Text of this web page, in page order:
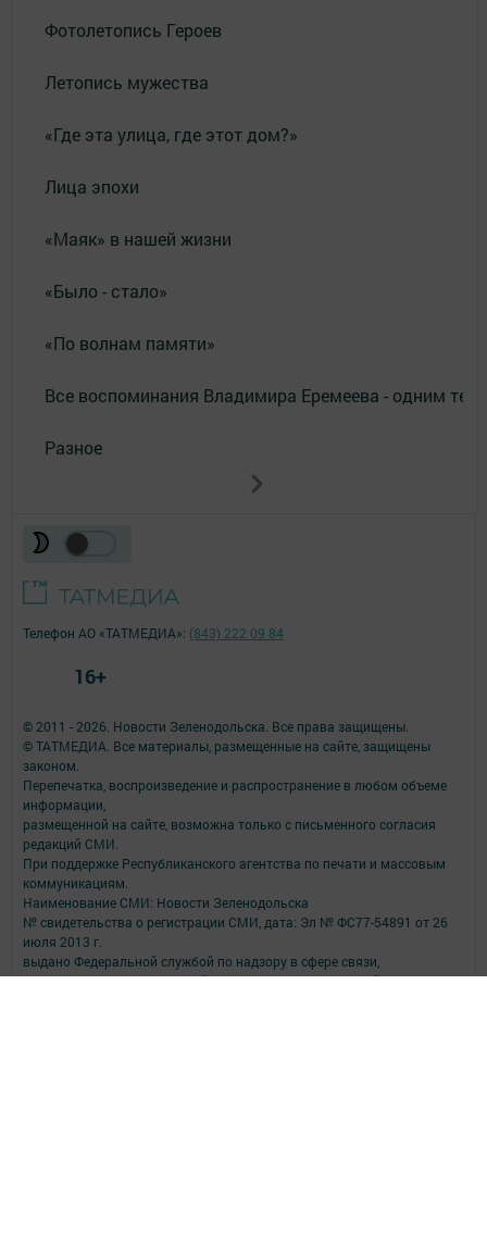
Фотолетопись Героев
Летопись мужества
«Где эта улица, где этот дом?»
Лица эпохи
«Маяк» в нашей жизни
«Было - стало»
«По волнам памяти»
Все воспоминания Владимира Еремеева - одним
Разное
© 2011 - 2026. Новости Зеленодольска. Все права защищены.
© ТАТМЕДИА. Все материалы, размещенные на сайте, защищены
законом.
Перепечатка, воспроизведение и распространение в любом объеме
информации,
размещенной на сайте, возможна только с письменного согласия
редакций СМИ.
При поддержке Республиканского агентства по печати и массовым
коммуникациям.
Наименование СМИ: Новости Зеленодольска
№ свидетельства о регистрации СМИ, дата: Эл № ФС77-54891 от 26
июля 2013 г.
выдано Федеральной службой по надзору в сфере связи,
информационных технологий и массовых коммуникаций
Телефон АО «ТАТМЕДИА»: (843) 222 09 84
16+